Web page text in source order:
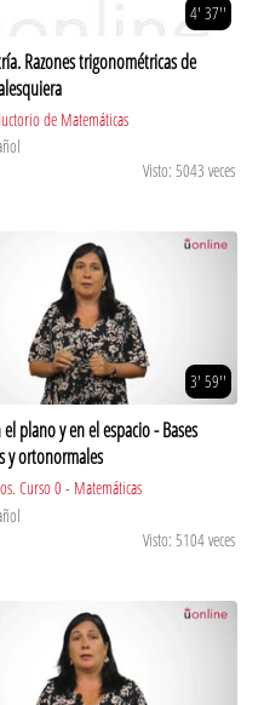
4' 37''
Razones trigonométricas de
de Matemáticas
Visto: 5043 veces
3' 59''
plano y en el espacio - Bases
y ortonormales
Curso 0 - Matemáticas
Visto: 5104 veces